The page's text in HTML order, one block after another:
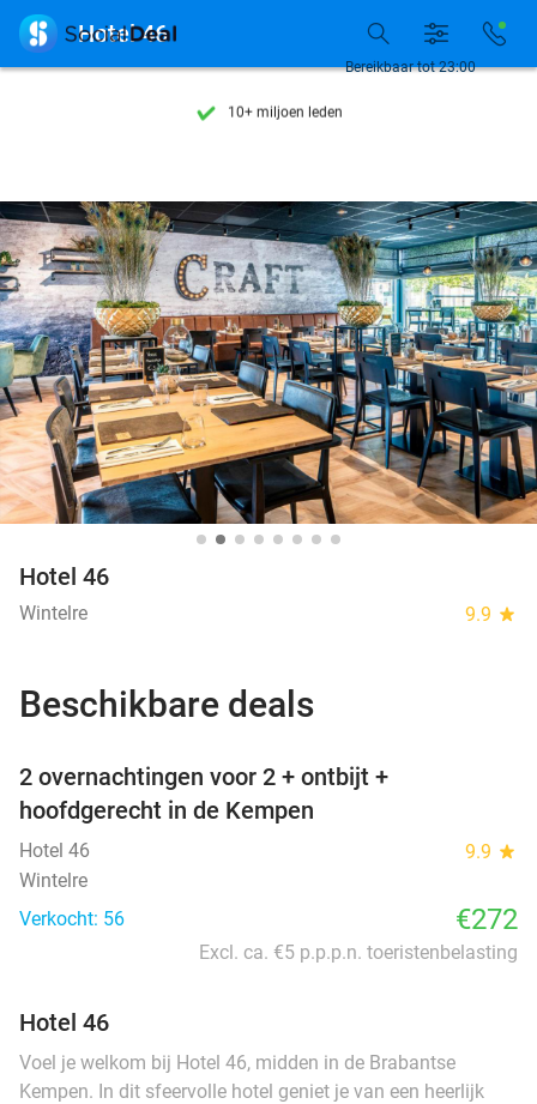
7 dagen per week beschikbaar
10+ miljoen leden
7 dagen per week beschikbaar
10+ miljoen leden
Bereikbaar tot 23:00
 Hotel 46
Hotel 46
Wintelre 9.9 star
Beschikbare deals
2 overnachtingen voor 2 + ontbijt +
hoofdgerecht in de Kempen
Hotel 46 9.9 star
Wintelre
Verkocht: 56
€272
Excl. ca. €5 p.p.p.n. toeristenbelasting
Hotel 46
Voel je welkom bij Hotel 46, midden in de Brabantse
Kempen. In dit sfeervolle hotel geniet je van een heerlijk